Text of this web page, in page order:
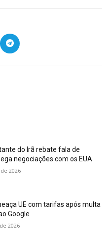
do Irã rebate fala de
negociações com os EUA
2026
UE com tarifas após multa
Google
2026